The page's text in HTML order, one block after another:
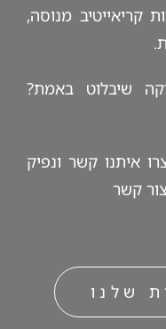
קריאייטיב מנוסה,
שיבלוט באמת?
איתנו קשר ונפיק
צור קשר
שלנו